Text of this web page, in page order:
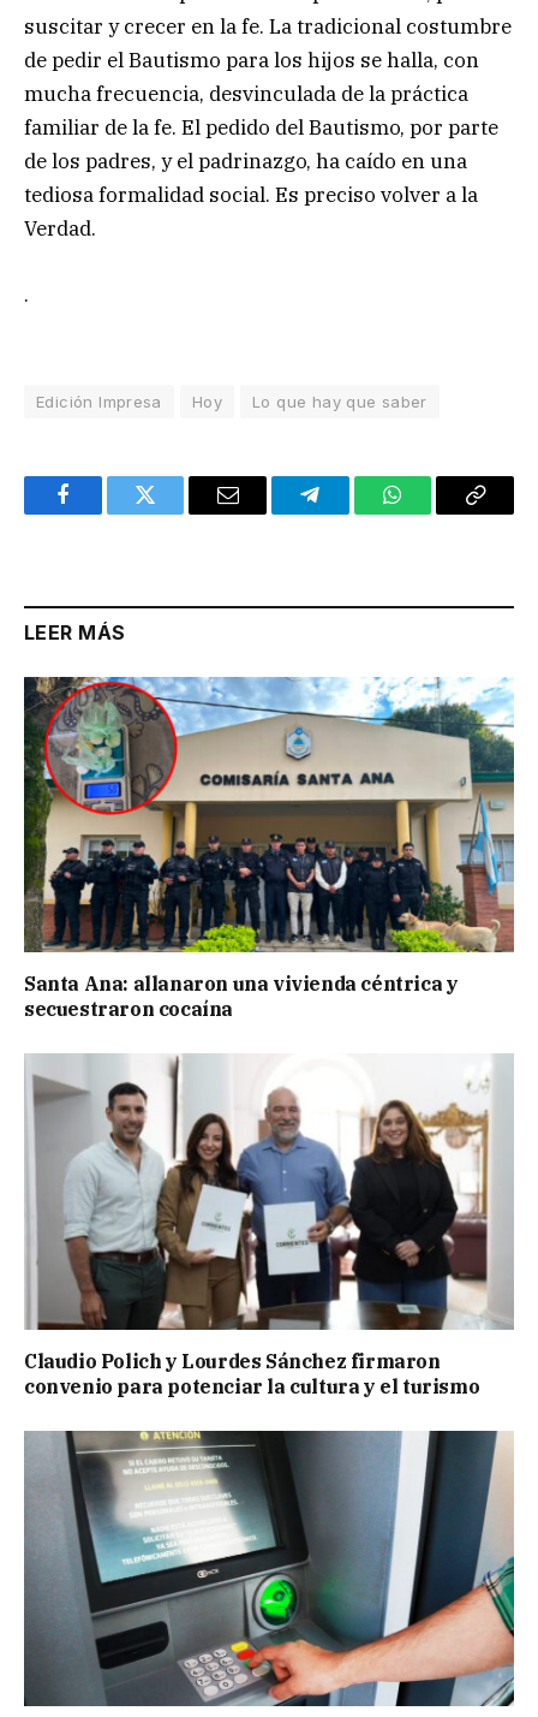
suscitar y crecer en la fe. La tradicional costumbre
de pedir el Bautismo para los hijos se halla, con
mucha frecuencia, desvinculada de la práctica
familiar de la fe. El pedido del Bautismo, por parte
de los padres, y el padrinazgo, ha caído en una
tediosa formalidad social. Es preciso volver a la
Verdad.
.
Edición Impresa Hoy Lo que hay que saber
FacebookTwitter Email TelegramWhatsAppCopy
LEER MÁS
Santa Ana: allanaron una vivienda céntrica y
secuestraron cocaína
Claudio Polich y Lourdes Sánchez firmaron
convenio para potenciar la cultura y el turismo